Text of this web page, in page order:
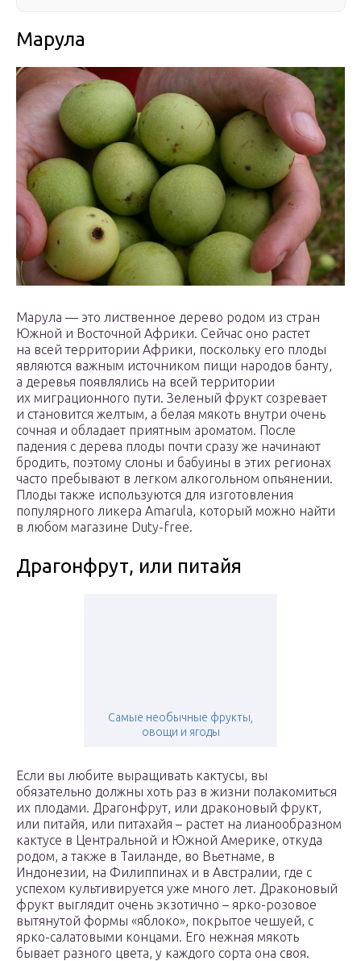
Марула
Марула — это лиственное дерево родом из стран
Южной и Восточной Африки. Сейчас оно растет
на всей территории Африки, поскольку его плоды
являются важным источником пищи народов банту,
а деревья появлялись на всей территории
их миграционного пути. Зеленый фрукт созревает
и становится желтым, а белая мякоть внутри очень
сочная и обладает приятным ароматом. После
падения с дерева плоды почти сразу же начинают
бродить, поэтому слоны и бабуины в этих регионах
часто пребывают в легком алкогольном опьянении.
Плоды также используются для изготовления
популярного ликера Amarula, который можно найти
в любом магазине Duty-free.
Драгонфрут, или питайя
Самые необычные фрукты,
овощи и ягоды
Если вы любите выращивать кактусы, вы
обязательно должны хоть раз в жизни полакомиться
их плодами. Драгонфрут, или драконовый фрукт,
или питайя, или питахайя – растет на лианообразном
кактусе в Центральной и Южной Америке, откуда
родом, а также в Таиланде, во Вьетнаме, в
Индонезии, на Филиппинах и в Австралии, где с
успехом культивируется уже много лет. Драконовый
фрукт выглядит очень экзотично – ярко-розовое
вытянутой формы «яблоко», покрытое чешуей, с
ярко-салатовыми концами. Его нежная мякоть
бывает разного цвета, у каждого сорта она своя.